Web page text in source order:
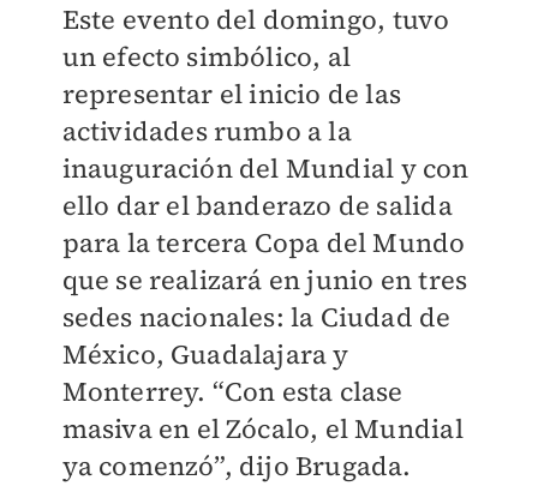
Este evento del domingo, tuvo
un efecto simbólico, al
representar el inicio de las
actividades rumbo a la
inauguración del Mundial y con
ello dar el banderazo de salida
para la tercera Copa del Mundo
que se realizará en junio en tres
sedes nacionales: la Ciudad de
México, Guadalajara y
Monterrey. “Con esta clase
masiva en el Zócalo, el Mundial
ya comenzó”, dijo Brugada.